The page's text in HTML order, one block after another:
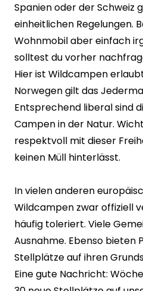
Spanien oder der Schweiz
einheitlichen Regelungen.
Wohnmobil aber einfach
solltest du vorher
Hier ist Wildcampen
Norwegen gilt das
Entsprechend liberal sind
Campen in der Natur.
respektvoll mit dieser
keinen Müll hinterlässt.
In vielen anderen
Wildcampen zwar offiziell
häufig toleriert. Viele
Ausnahme. Ebenso bieten
Stellplätze auf ihren
Eine gute Nachricht: